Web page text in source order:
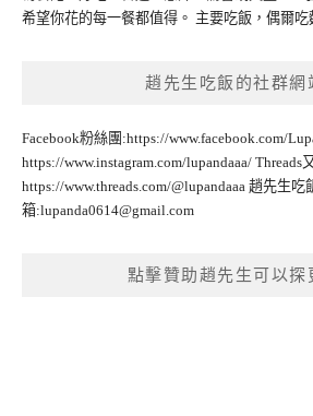
希望你花的每一餐都值得。 主要吃飯，偶爾吃
趙先生吃飯的社群網
Facebook粉絲團:https://www.facebook.com/
https://www.instagram.com/lupandaaa/ Threads
https://www.threads.com/@lupandaaa 趙先生吃
箱:lupanda0614@gmail.com
點擊贊助趙先生可以探